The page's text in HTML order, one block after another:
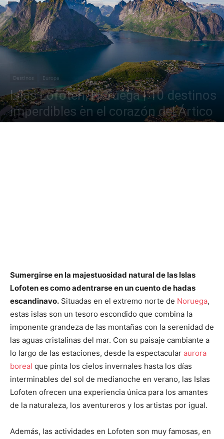
Destinos Europa
Islas Lofoten, Noruega | 10 destinos
imperdibles en el corazón del Ártico
Sumergirse en la majestuosidad natural de las Islas
Lofoten es como adentrarse en un cuento de hadas
escandinavo. Situadas en el extremo norte de Noruega,
estas islas son un tesoro escondido que combina la
imponente grandeza de las montañas con la serenidad de
las aguas cristalinas del mar. Con su paisaje cambiante a
lo largo de las estaciones, desde la espectacular aurora
boreal que pinta los cielos invernales hasta los días
interminables del sol de medianoche en verano, las Islas
Lofoten ofrecen una experiencia única para los amantes
de la naturaleza, los aventureros y los artistas por igual.
Además, las actividades en Lofoten son muy famosas, en